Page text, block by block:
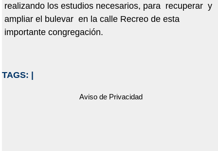
realizando los estudios necesarios, para recuperar y
ampliar el bulevar en la calle Recreo de esta
importante congregación.
TAGS:
Aviso de Privacidad